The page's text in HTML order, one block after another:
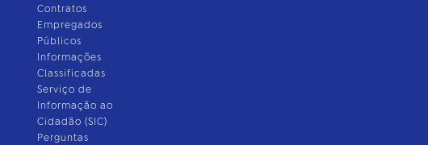
Contratos
Empregados
Públicos
Informações
Classificadas
Serviço de
Informação ao
Cidadão (SIC)
Perguntas